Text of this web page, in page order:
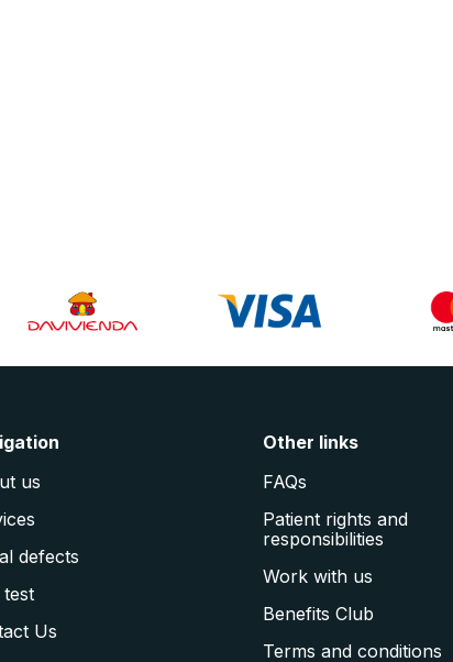
us
defects
test
Us
Other links
FAQs
Patient rights and
responsibilities
Work with us
Benefits Club
Terms and conditions